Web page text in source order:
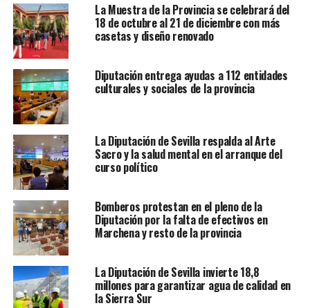
La Muestra de la Provincia se celebrará del
18 de octubre al 21 de diciembre con más
casetas y diseño renovado
Diputación entrega ayudas a 112 entidades
culturales y sociales de la provincia
La Diputación de Sevilla respalda al Arte
Sacro y la salud mental en el arranque del
curso político
Bomberos protestan en el pleno de la
Diputación por la falta de efectivos en
Marchena y resto de la provincia
La Diputación de Sevilla invierte 18,8
millones para garantizar agua de calidad en
la Sierra Sur